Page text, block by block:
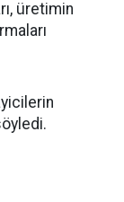
üretimin